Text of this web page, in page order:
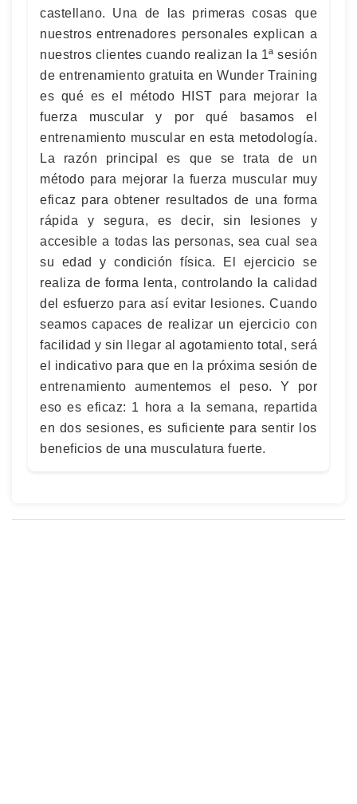
castellano. Una de las primeras cosas que
nuestros entrenadores personales explican a
nuestros clientes cuando realizan la 1ª sesión
de entrenamiento gratuita en Wunder Training
es qué es el método HIST para mejorar la
fuerza muscular y por qué basamos el
entrenamiento muscular en esta metodología.
La razón principal es que se trata de un
método para mejorar la fuerza muscular muy
eficaz para obtener resultados de una forma
rápida y segura, es decir, sin lesiones y
accesible a todas las personas, sea cual sea
su edad y condición física. El ejercicio se
realiza de forma lenta, controlando la calidad
del esfuerzo para así evitar lesiones. Cuando
seamos capaces de realizar un ejercicio con
facilidad y sin llegar al agotamiento total, será
el indicativo para que en la próxima sesión de
entrenamiento aumentemos el peso. Y por
eso es eficaz: 1 hora a la semana, repartida
en dos sesiones, es suficiente para sentir los
beneficios de una musculatura fuerte.